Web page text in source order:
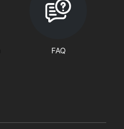
FAQ